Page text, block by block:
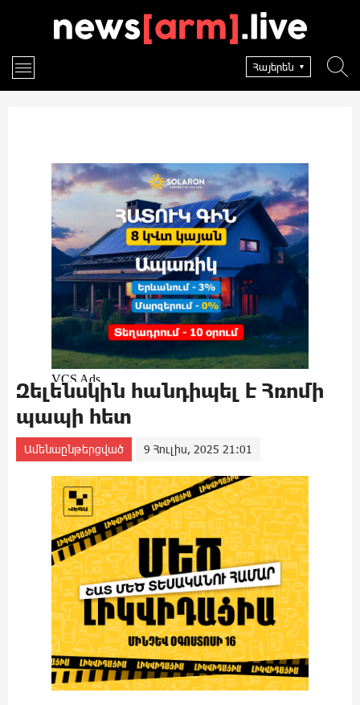
Հայերեն
Զելենսկին հանդիպել է Հռոմի
պապի հետ
Ամենաընթերցված 9 Հուլիս, 2025 21:01